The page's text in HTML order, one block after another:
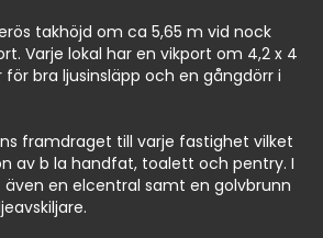
takhöjd om ca 5,65 m vid nock
Varje lokal har en vikport om 4,2 x 4
bra ljusinsläpp och en gångdörr i
framdraget till varje fastighet vilket
av b la handfat, toalett och pentry. I
även en elcentral samt en golvbrunn